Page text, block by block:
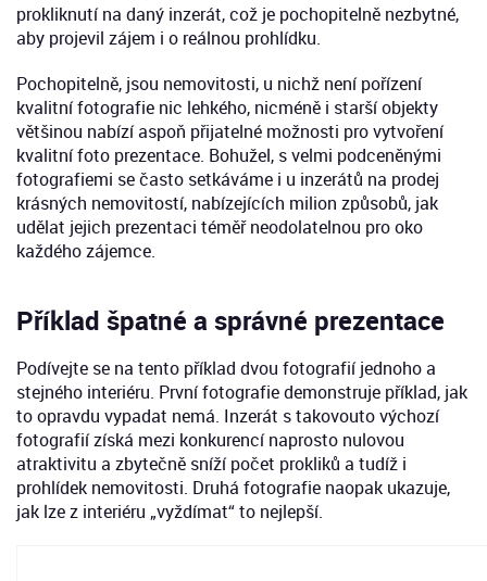
prokliknutí na daný inzerát, což je pochopitelně nezbytné,
aby projevil zájem i o reálnou prohlídku.
Pochopitelně, jsou nemovitosti, u nichž není pořízení
kvalitní fotografie nic lehkého, nicméně i starší objekty
většinou nabízí aspoň přijatelné možnosti pro vytvoření
kvalitní foto prezentace. Bohužel, s velmi podceněnými
fotografiemi se často setkáváme i u inzerátů na prodej
krásných nemovitostí, nabízejících milion způsobů, jak
udělat jejich prezentaci téměř neodolatelnou pro oko
každého zájemce.
Příklad špatné a správné prezentace
Podívejte se na tento příklad dvou fotografií jednoho a
stejného interiéru. První fotografie demonstruje příklad, jak
to opravdu vypadat nemá. Inzerát s takovouto výchozí
fotografií získá mezi konkurencí naprosto nulovou
atraktivitu a zbytečně sníží počet prokliků a tudíž i
prohlídek nemovitosti. Druhá fotografie naopak ukazuje,
jak lze z interiéru „vyždímat“ to nejlepší.